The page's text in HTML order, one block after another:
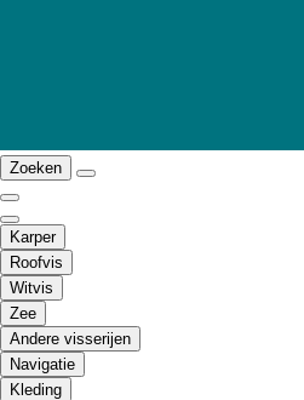
Zoeken
Karper
Roofvis
Witvis
Zee
Andere visserijen
Navigatie
Kleding